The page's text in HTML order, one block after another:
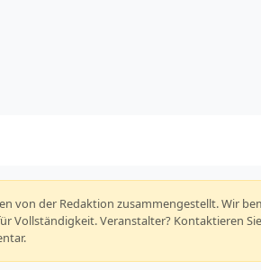
von der Redaktion zusammengestellt. Wir
Vollständigkeit. Veranstalter? Kontaktieren